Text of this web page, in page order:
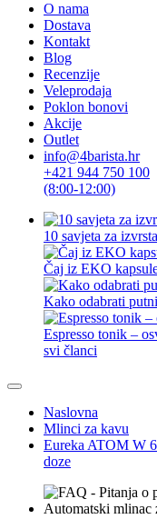
O nama
Dostava
Kontakt
Blog
Recenzije
Veleprodaja
Poklon bonovi
Akcije
Outlet
info@4barista.hr
+421 944 750 100
(8:00-12:00)
10 savjeta za
Čaj iz EKO
Kako odabrati
Espresso tonik –
svi članci
Naslovna
Mlinci za kavu
Eureka ATOM W
doze